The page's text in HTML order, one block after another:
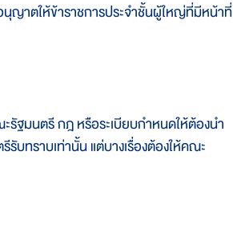
ให้ข้าราชการประจำชั้นผู้ใหญ่ที่มีหน้าที่
ตรี กฎ หรือระเบียบกำหนดให้ต้องนำ
บทราบเท่านั้น แต่บางเรื่องต้องให้คณะ